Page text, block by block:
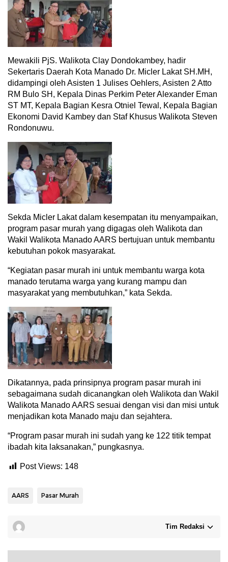
Mewakili PjS. Walikota Clay Dondokambey, hadir
Sekertaris Daerah Kota Manado Dr. Micler Lakat SH.MH,
didampingi oleh Asisten 1 Julises Oehlers, Asisten 2 Atto
RM Bulo SH, Kepala Dinas Perkim Peter Alexander Eman
ST MT, Kepala Bagian Kesra Otniel Tewal, Kepala Bagian
Ekonomi David Kambey dan Staf Khusus Walikota Steven
Rondonuwu.
Sekda Micler Lakat dalam kesempatan itu menyampaikan,
program pasar murah yang digagas oleh Walikota dan
Wakil Walikota Manado AARS bertujuan untuk membantu
kebutuhan pokok masyarakat.
“Kegiatan pasar murah ini untuk membantu warga kota
manado terutama warga yang kurang mampu dan
masyarakat yang membutuhkan,” kata Sekda.
Dikatannya, pada prinsipnya program pasar murah ini
sebagaimana sudah dicanangkan oleh Walikota dan Wakil
Walikota Manado AARS sesuai dengan visi dan misi untuk
menjadikan kota Manado maju dan sejahtera.
“Program pasar murah ini sudah yang ke 122 titik tempat
ibadah kita laksanakan,” pungkasnya.
Post Views: 148
AARS Pasar Murah
Tim Redaksi